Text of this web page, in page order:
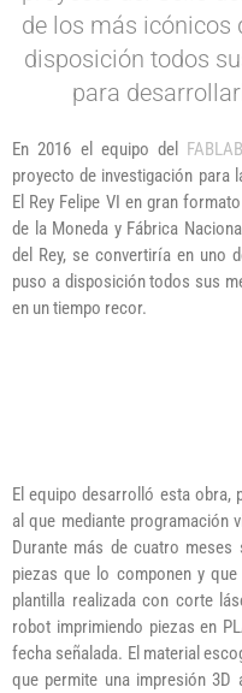
de los más icónicos
disposición todos
para
En 2016 el equipo del
proyecto de investigación para
El Rey Felipe VI en gran
de la Moneda y Fábrica
del Rey, se convertiría en uno
puso a disposición todos sus
en un tiempo recor.
El equipo desarrolló esta obra,
al que mediante programación
Durante más de cuatro
piezas que lo componen y
plantilla realizada con corte
robot imprimiendo piezas en
fecha señalada. El material
que permite una impresión 3D